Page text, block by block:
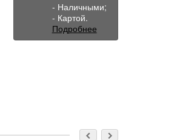
- Наличными;
- Картой.
Подробнее